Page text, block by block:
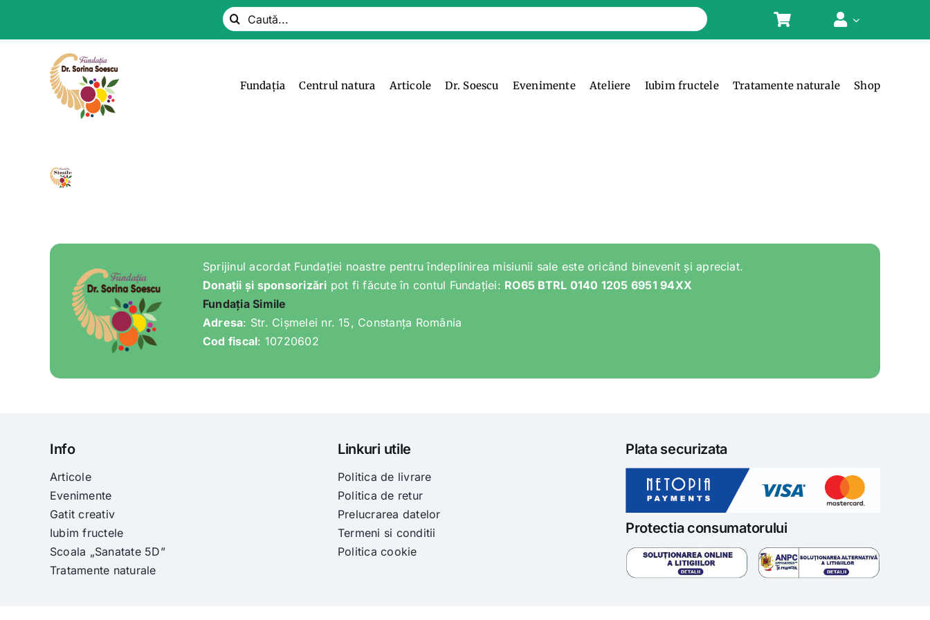
Search
for:
Fundația Centrul natura Articole Dr. Soescu Evenimente Ateliere Iubim fructele Tratamente naturale Shop
Sprijinul acordat Fundației noastre pentru îndeplinirea misiunii sale este oricând binevenit și apreciat.
Donații și sponsorizări pot fi făcute în contul Fundației: RO65 BTRL 0140 1205 6951 94XX
Fundația Simile
Adresa: Str. Cișmelei nr. 15, Constanța România
Cod fiscal: 10720602
Info
Articole
Evenimente
Gatit creativ
Iubim fructele
Scoala „Sanatate 5D”
Tratamente naturale
Linkuri utile
Politica de livrare
Politica de retur
Prelucrarea datelor
Termeni si conditii
Politica cookie
Plata securizata
Protectia consumatorului